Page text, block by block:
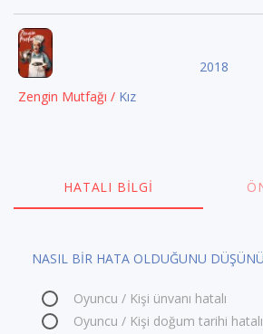
Zengin Mutfağı / Kız
2018
HATALI BILGI
NASIL BİR HATA OLDUĞUNU
Oyuncu / Kişi ünvanı hatalı
Oyuncu / Kişi doğum tarihi hatalı